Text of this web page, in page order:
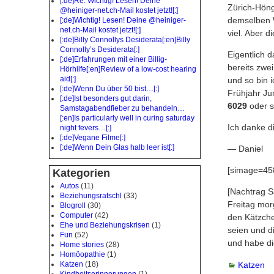
Zürich-
demselben
viel. Aber
Eigentlich
bereits
und so bin
Frühjahr
6029 oder
Ich danke
— Daniel
[Nachtrag
Freitag
den
seien und
und habe
Katzen
@heiniger-net.ch-Mail kostet jetzt![:]
[:de]Wichtig! Lesen! Deine @heiniger-
net.ch-Mail kostet jetzt![:]
[:de]Billy Connollys Desiderata[:en]Billy
Connolly’s Desiderata[:]
[:de]Erfahrungen mit einer Billig-
Hörhilfe[:en]Review of a low-cost hearing
aid[:]
[:de]Wenn Du über 50 bist…[:]
[:de]Ist besonders gut darin,
Samstagabendfieber zu behandeln…
[:en]Is particularly well in curing saturday
night fevers…[:]
[:de]Vegane Filme[:]
[:de]Wenn Dein Glas halb leer ist[:]
Kategorien
Autos (11)
Beziehungsratschl (33)
Blogroll (30)
Computer (42)
Ehe und Beziehungskrisen (1)
Fun (52)
Home stories (28)
Homöopathie (1)
Katzen (18)